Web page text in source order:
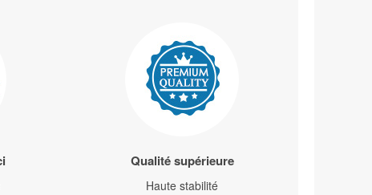
Qualité supérieure
Haute stabilité